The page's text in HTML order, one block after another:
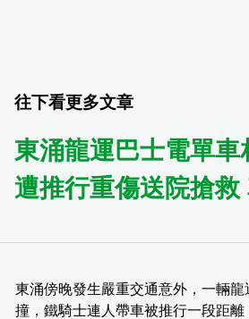
往下看更多文章
東涌龍運巴士電單車
遭推行重傷送院搶救
東涌傍晚發生嚴重交通意外，一輛龍
撞，鐵騎士連人帶車被推行一段距離